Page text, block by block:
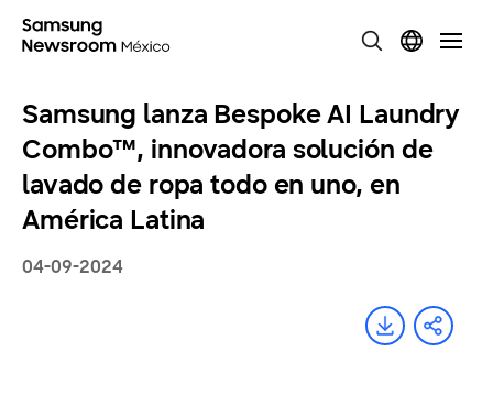
Samsung lanza Bespoke AI Laundry
Combo™, innovadora solución de
lavado de ropa todo en uno, en
América Latina
04-09-2024